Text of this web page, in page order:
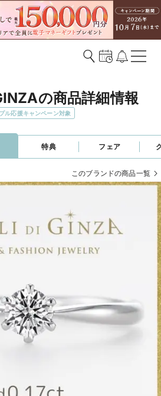
の商品詳細情報
ル応援キャンペーン対象
特典 フェア
このブランドの商品一覧